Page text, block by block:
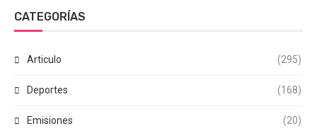
CATEGORÍAS
Articulo (295)
Deportes (168)
Emisiones (20)